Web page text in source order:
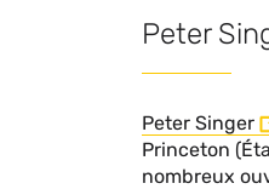
Peter
Peter Singer
Princeton
nombreux